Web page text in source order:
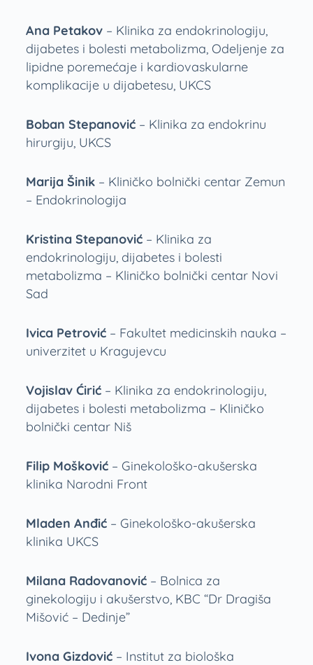
Ana Petakov– Klinika za endokrinologiju,
dijabetes i bolesti metabolizma, Odeljenje za
lipidne poremećaje i kardiovaskularne
komplikacije u dijabetesu, UKCS
Boban Stepanović– Klinika za endokrinu
hirurgiju, UKCS
Marija Šinik– Kliničko bolnički centar Zemun
– Endokrinologija
Kristina Stepanović– Klinika za
endokrinologiju, dijabetes i bolesti
metabolizma – Kliničko bolnički centar Novi
Sad
Ivica Petrović– Fakultet medicinskih nauka –
univerzitet u Kragujevcu
Vojislav Ćirić– Klinika za endokrinologiju,
dijabetes i bolesti metabolizma – Kliničko
bolnički centar Niš
Filip Mošković– Ginekološko-akušerska
klinika Narodni Front
Mladen Anđić– Ginekološko-akušerska
klinika UKCS
Milana Radovanović– Bolnica za
ginekologiju i akušerstvo, KBC “Dr Dragiša
Mišović – Dedinje”
Ivona Gizdović– Institut za biološka